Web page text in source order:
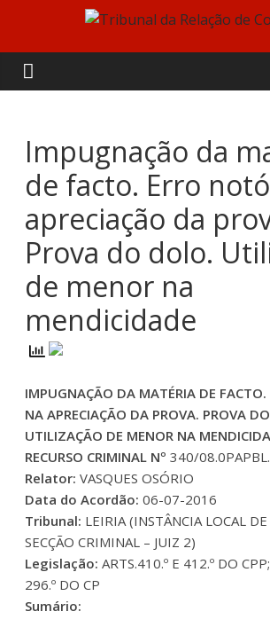
content
Tribunal
da
Relação
de
Coimbra
Impugnação da
de facto. Erro
apreciação da
Prova do dolo.
de menor na
mendicidade
IMPUGNAÇÃO DA MATÉRIA DE
NA APRECIAÇÃO DA PROVA. PROVA
UTILIZAÇÃO DE MENOR NA
RECURSO CRIMINAL Nº340/
Relator: VASQUES OSÓRIO
Data do Acordão:06-07-2016
Tribunal: LEIRIA (INSTÂNCIA LOCAL
SECÇÃO CRIMINAL – JUIZ 2)
Legislação:ARTS.410.º E 412.º DO
296.º DO CP
Sumário: